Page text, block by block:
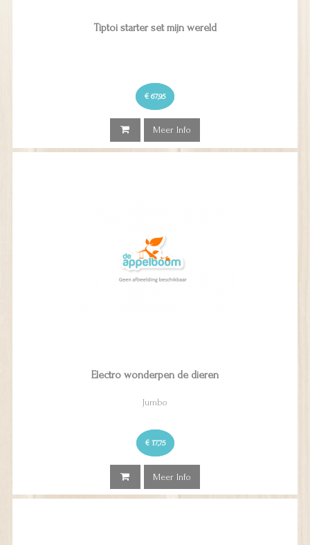
Tiptoi starter set mijn wereld
€ 67,95
Meer Info
Electro wonderpen de dieren
Jumbo
€ 17,75
Meer Info